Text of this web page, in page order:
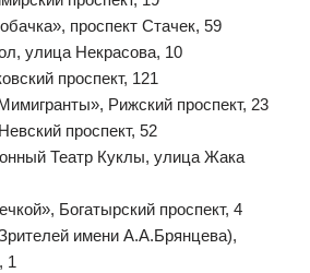
проспект Стачек, 59
улица Некрасова, 10
проспект, 121
Рижский проспект, 23
проспект, 52
Театр Куклы, улица Жака
Богатырский проспект, 4
имени А.А.Брянцева),
1